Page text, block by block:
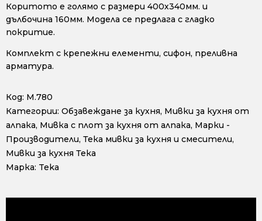
Коритото е голямо с размери 400х340мм. и
дълбочина 160мм. Модела се предлага с гладко
покритие.
Комплект с крепежни елементи, сифон, преливна
арматура.
Код: М.780
Категории: Обзавеждане за кухня, Мивки за кухня от
алпака, Мивка с плот за кухня от алпака, Марки -
Производители, Тека мивки за кухня и смесители,
Мивки за кухня Тека
Марка: Teka